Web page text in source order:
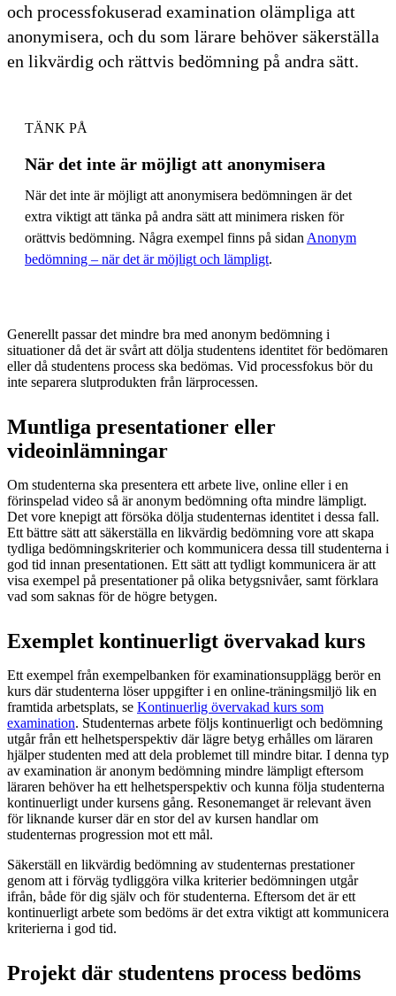
och processfokuserad examination olämpliga att
anonymisera, och du som lärare behöver säkerställa
en likvärdig och rättvis bedömning på andra sätt.
TÄNK PÅ
När det inte är möjligt att anonymisera
När det inte är möjligt att anonymisera bedömningen är det
extra viktigt att tänka på andra sätt att minimera risken för
orättvis bedömning. Några exempel finns på sidan Anonym
bedömning – när det är möjligt och lämpligt.
Generellt passar det mindre bra med anonym bedömning i
situationer då det är svårt att dölja studentens identitet för bedömaren
eller då studentens process ska bedömas. Vid processfokus bör du
inte separera slutprodukten från lärprocessen.
Muntliga presentationer eller
videoinlämningar
Om studenterna ska presentera ett arbete live, online eller i en
förinspelad video så är anonym bedömning ofta mindre lämpligt.
Det vore knepigt att försöka dölja studenternas identitet i dessa fall.
Ett bättre sätt att säkerställa en likvärdig bedömning vore att skapa
tydliga bedömningskriterier och kommunicera dessa till studenterna i
god tid innan presentationen. Ett sätt att tydligt kommunicera är att
visa exempel på presentationer på olika betygsnivåer, samt förklara
vad som saknas för de högre betygen.
Exemplet kontinuerligt övervakad kurs
Ett exempel från exempelbanken för examinationsupplägg berör en
kurs där studenterna löser uppgifter i en online-träningsmiljö lik en
framtida arbetsplats, se Kontinuerlig övervakad kurs som
examination. Studenternas arbete följs kontinuerligt och bedömning
utgår från ett helhetsperspektiv där lägre betyg erhålles om läraren
hjälper studenten med att dela problemet till mindre bitar. I denna typ
av examination är anonym bedömning mindre lämpligt eftersom
läraren behöver ha ett helhetsperspektiv och kunna följa studenterna
kontinuerligt under kursens gång. Resonemanget är relevant även
för liknande kurser där en stor del av kursen handlar om
studenternas progression mot ett mål.
Säkerställ en likvärdig bedömning av studenternas prestationer
genom att i förväg tydliggöra vilka kriterier bedömningen utgår
ifrån, både för dig själv och för studenterna. Eftersom det är ett
kontinuerligt arbete som bedöms är det extra viktigt att kommunicera
kriterierna i god tid.
Projekt där studentens process bedöms